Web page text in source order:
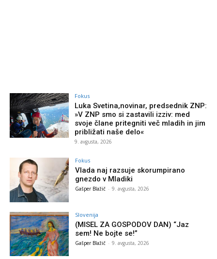
Fokus
Luka Svetina,novinar, predsednik ZNP:
»V ZNP smo si zastavili izziv: med
svoje člane pritegniti več mladih in jim
približati naše delo«
9. avgusta, 2026
Fokus
Vlada naj razsuje skorumpirano
gnezdo v Mladiki
Gašper Blažič - 9. avgusta, 2026
Slovenija
(MISEL ZA GOSPODOV DAN) “Jaz
sem! Ne bojte se!”
Gašper Blažič - 9. avgusta, 2026